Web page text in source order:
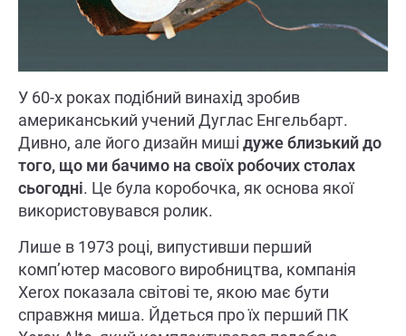
У 60-х роках подібний винахід зробив
американський учений Дуглас Енгельбарт.
Дивно, але його дизайн миші дуже близький до
того, що ми бачимо на своїх робочих столах
сьогодні. Це була коробочка, як основа якої
використовувався ролик.
Лише в 1973 році, випустивши перший
комп’ютер масового виробництва, компанія
Xerox показала світові те, якою має бути
справжня миша. Йдеться про їх перший ПК